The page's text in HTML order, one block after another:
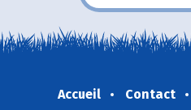
Accueil Contact